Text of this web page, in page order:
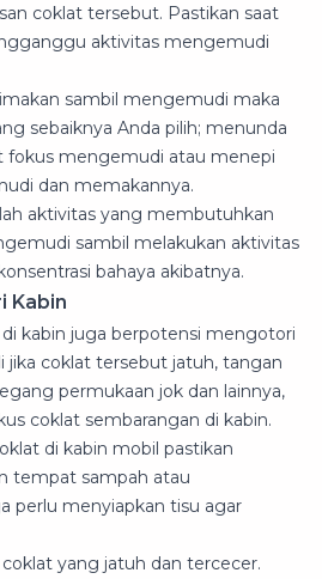
coklat tersebut. Pastikan saat
aktivitas mengemudi
sambil mengemudi maka
sebaiknya Anda pilih; menunda
fokus mengemudi atau menepi
dan memakannya.
aktivitas yang membutuhkan
sambil melakukan aktivitas
bahaya akibatnya.
Kabin
kabin juga berpotensi mengotori
jika coklat tersebut jatuh, tangan
permukaan jok dan lainnya,
coklat sembarangan di kabin.
di kabin mobil pastikan
tempat sampah atau
perlu menyiapkan tisu agar
yang jatuh dan tercecer.